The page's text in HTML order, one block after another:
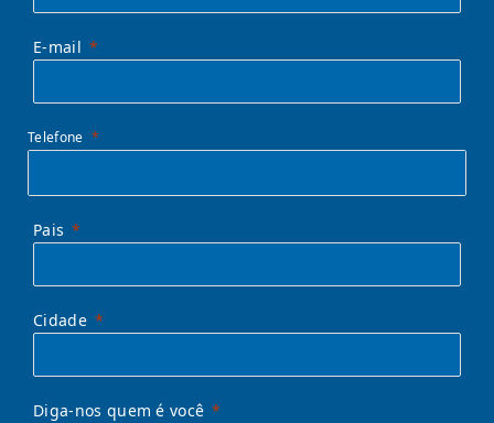
E-mail
Telefone
Pais
Cidade
Diga-nos quem é você